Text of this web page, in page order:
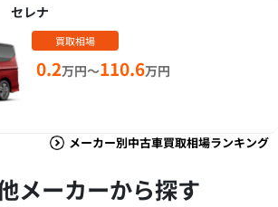
セレナ
買取相場
0.2万円～110.6万円
メーカー別中古車買取相場ランキング
メーカーから探す